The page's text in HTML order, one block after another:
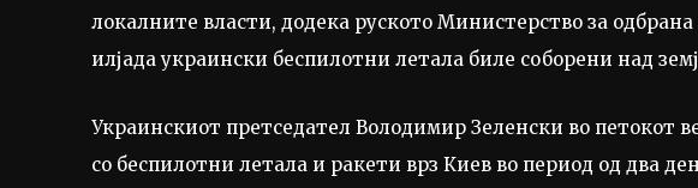
локалните власти, додека руското Министерство за
илјада украински беспилотни летала биле соборени над
Украинскиот претседател Володимир Зеленски во петокот
со беспилотни летала и ракети врз Киев во период од два